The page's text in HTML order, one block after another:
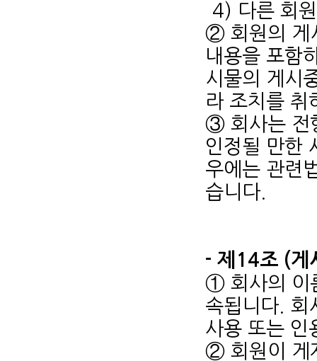
4) 다른 회
② 회원의 게
내용을 포함
시물의 게시
라 조치를 취
③ 회사는 전
인정될 만한
우에는 관련
습니다.
- 제14조 (게
① 회사의 이
속됩니다. 회
사용 또는 인
② 회원이 게